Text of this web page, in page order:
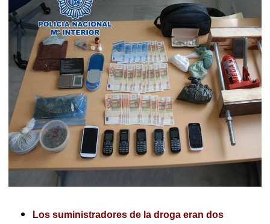
Los suministradores de la droga eran dos